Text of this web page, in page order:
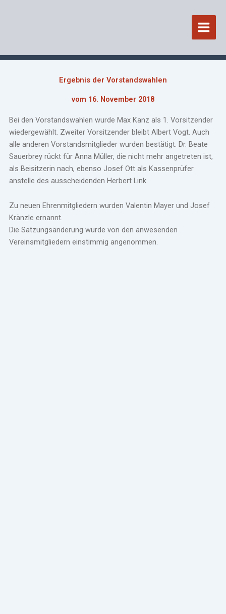
Ergebnis der Vorstandswahlen
vom 16. November 2018
Bei den Vorstandswahlen wurde Max Kanz als 1. Vorsitzender
wiedergewählt. Zweiter Vorsitzender bleibt Albert Vogt. Auch
alle anderen Vorstandsmitglieder wurden bestätigt. Dr. Beate
Sauerbrey rückt für Anna Müller, die nicht mehr angetreten ist,
als Beisitzerin nach, ebenso Josef Ott als Kassenprüfer
anstelle des ausscheidenden Herbert Link.
Zu neuen Ehrenmitgliedern wurden Valentin Mayer und Josef
Kränzle ernannt.
Die Satzungsänderung wurde von den anwesenden
Vereinsmitgliedern einstimmig angenommen.